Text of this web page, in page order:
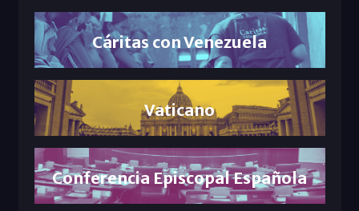
Cáritas con Venezuela
Vaticano
Conferencia Episcopal Española